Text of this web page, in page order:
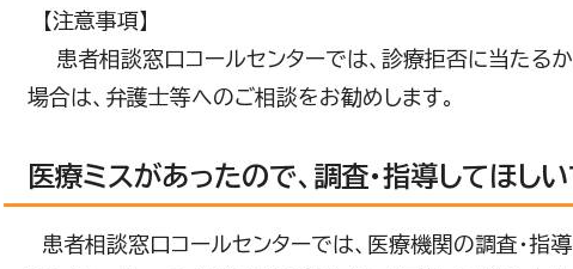
【注意事項】
患者相談窓口コールセンターでは、診療拒否に当たる
場合は、弁護士等へのご相談をお勧めします。
医療ミスがあったので、調査・指導してほしい
患者相談窓口コールセンターでは、医療機関の調査・指